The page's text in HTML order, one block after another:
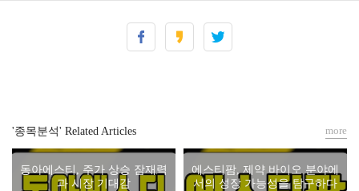
'종목분석' Related Articles
동아에스티, 주가 상승 잠재력
과 시장 기대감
에스티팜, 제약 바이오 분야에
서의 성장 가능성을 탐구하다
more